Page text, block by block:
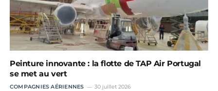
Peinture innovante : la flotte de TAP Air Portugal
se met au vert
COMPAGNIES AÉRIENNES 30 juillet 2026